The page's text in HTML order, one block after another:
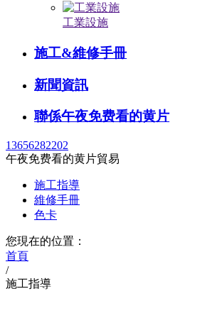
工業設施
施工&維修手冊
新聞資訊
聯係午夜免费看的黄片
13656282202
午夜免费看的黄片貿易
施工指導
維修手冊
色卡
您現在的位置：
首頁
/
施工指導